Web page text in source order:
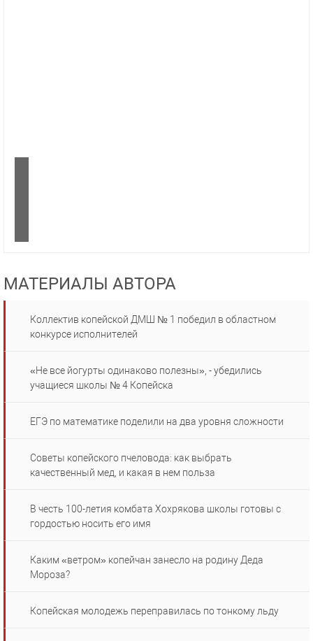
МАТЕРИАЛЫ АВТОРА
Коллектив копейской ДМШ № 1 победил в областном
конкурсе исполнителей
«Не все йогурты одинаково полезны», - убедились
учащиеся школы № 4 Копейска
ЕГЭ по математике поделили на два уровня сложности
Советы копейского пчеловода: как выбрать
качественный мед, и какая в нем польза
В честь 100-летия комбата Хохрякова школы готовы с
гордостью носить его имя
Каким «ветром» копейчан занесло на родину Деда
Мороза?
Копейская молодежь переправилась по тонкому льду